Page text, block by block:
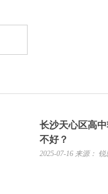
长沙天心区高
不好？
2025-07-16 来源： 锐